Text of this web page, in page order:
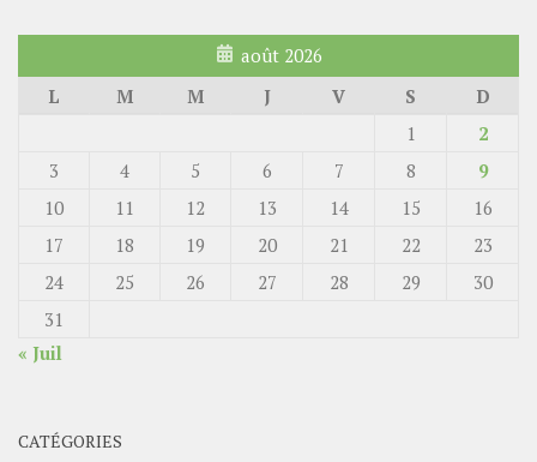
août 2026
L
M M J V S
D
1
2
3
4 5 6 7 8
9
10
11 12 13 14 15
16
17
18 19 20 21 22
23
24
25 26 27 28 29
30
31
« Juil
CATÉGORIES